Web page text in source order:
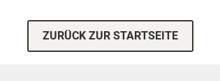
ZURÜCK ZUR STARTSEITE